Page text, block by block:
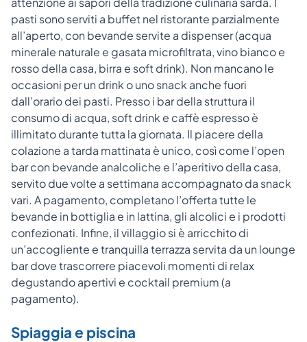
pasti sono serviti a buffet nel ristorante parzialmente
all’aperto, con bevande servite a dispenser (acqua
minerale naturale e gasata microfiltrata, vino bianco e
rosso della casa, birra e soft drink). Non mancano le
occasioni per un drink o uno snack anche fuori
dall’orario dei pasti. Presso i bar della struttura il
consumo di acqua, soft drink e caffè espresso è
illimitato durante tutta la giornata. Il piacere della
colazione a tarda mattinata è unico, così come l’open
bar con bevande analcoliche e l’aperitivo della casa,
servito due volte a settimana accompagnato da snack
vari. A pagamento, completano l’offerta tutte le
bevande in bottiglia e in lattina, gli alcolici e i prodotti
confezionati. Infine, il villaggio si è arricchito di
un’accogliente e tranquilla terrazza servita da un lounge
bar dove trascorrere piacevoli momenti di relax
degustando apertivi e cocktail premium (a
pagamento).
Spiaggia e piscina